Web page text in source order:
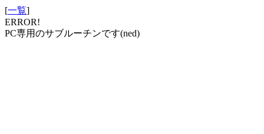
[一覧]
ERROR!
PC専用のサブルーチンです(ned)